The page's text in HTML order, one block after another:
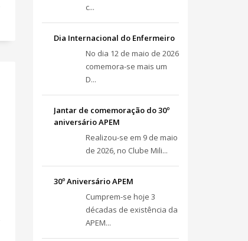
c...
Dia Internacional do Enfermeiro
No dia 12 de maio de 2026
comemora-se mais um
D...
Jantar de comemoração do 30º
aniversário APEM
Realizou-se em 9 de maio
de 2026, no Clube Mili...
30º Aniversário APEM
Cumprem-se hoje 3
décadas de existência da
APEM...